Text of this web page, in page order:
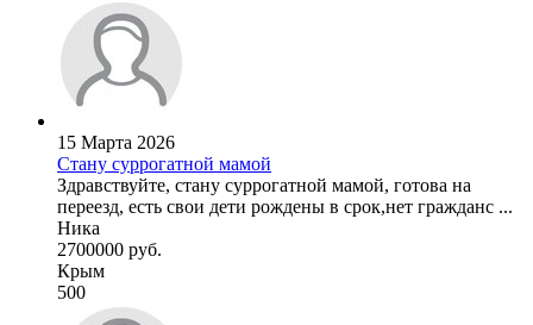
15 Марта 2026
Стану суррогатной мамой
Здравствуйте, стану суррогатной мамой, готова на
переезд, есть свои дети рождены в срок,нет гражданс ...
Ника
2700000 руб.
Крым
500